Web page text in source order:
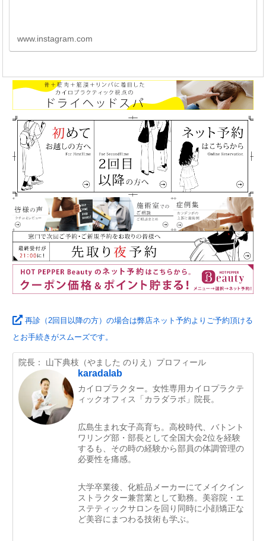
www.instagram.com
再診（2回目以降の方）の場合は弊店ネット予約よりご予約頂ける
とお手続きがスムーズです。
院長： 山下典枝（やました のりえ）プロフィール
karadalab
カイロプラクター。女性専用カイロプラクテ
ィックオフィス「カラダラボ」院長。
広島生まれ女子高育ち。高校時代、バトント
ワリング部・部長として全国大会2位を経験
するも、その時の経験から部員の体調管理の
必要性を痛感。
大学卒業後、化粧品メーカーにてメイクイン
ストラクター兼営業として勤務。美容院・エ
ステティックサロンを回り同時に小顔矯正な
ど美容にまつわる技術も学ぶ。